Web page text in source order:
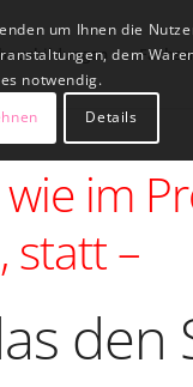
im
statt –
um Ihnen die
dem
notwendig.
Details